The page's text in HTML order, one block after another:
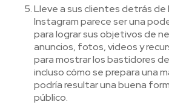
Lleve a sus clientes detrás
Instagram parece ser una
para lograr sus objetivos de
anuncios, fotos, videos y
para mostrar los bastidores
incluso cómo se prepara una
podría resultar una buena
público.